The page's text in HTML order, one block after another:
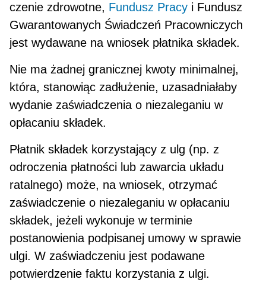
czenie zdrowotne, Fundusz Pracy i Fundusz
Gwarantowanych Świadczeń Pracowniczych
jest wydawane na wniosek płatnika składek.
Nie ma żadnej granicznej kwoty minimalnej,
która, stanowiąc zadłużenie, uzasadniałaby
wydanie zaświadczenia o niezaleganiu w
opłacaniu skła­dek.
Płatnik składek korzystający z ulg (np. z
odrocze­nia płatności lub zawarcia układu
ratalnego) może, na wniosek, otrzymać
zaświadczenie o niezaleganiu w opłacaniu
składek, jeżeli wykonuje w termi­nie
postanowienia podpisanej umowy w sprawie
ulgi. W zaświadczeniu jest podawane
potwierdze­nie faktu korzystania z ulgi.